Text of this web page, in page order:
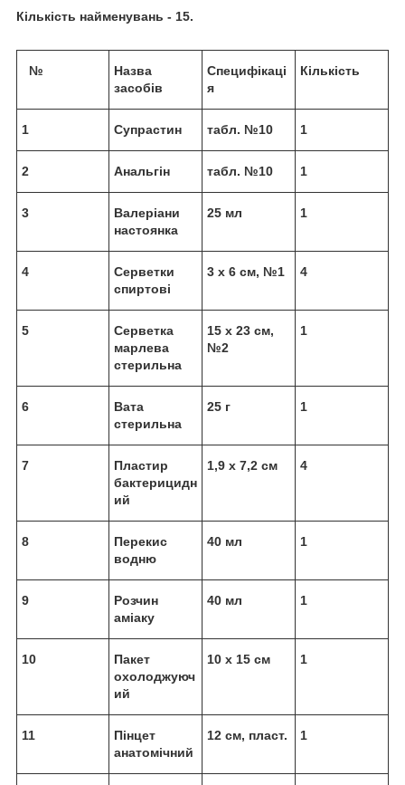
Кількість найменувань - 15.
№
Назва
засобів
Специфікаці
я
Кількість
1 Супрастин табл. №10 1
2 Анальгін табл. №10 1
3
Валеріани
настоянка
25 мл 1
4
Серветки
спиртові
3 x 6 см, №1 4
5
Серветка
марлева
стерильна
15 x 23 см,
№2
1
6
Вата
стерильна
25 г 1
7
Пластир
бактерицидн
ий
1,9 x 7,2 см 4
8
Перекис
водню
40 мл 1
9
Розчин
аміаку
40 мл 1
10
Пакет
охолоджуюч
ий
10 x 15 см 1
11
Пінцет
анатомічний
12 см, пласт. 1